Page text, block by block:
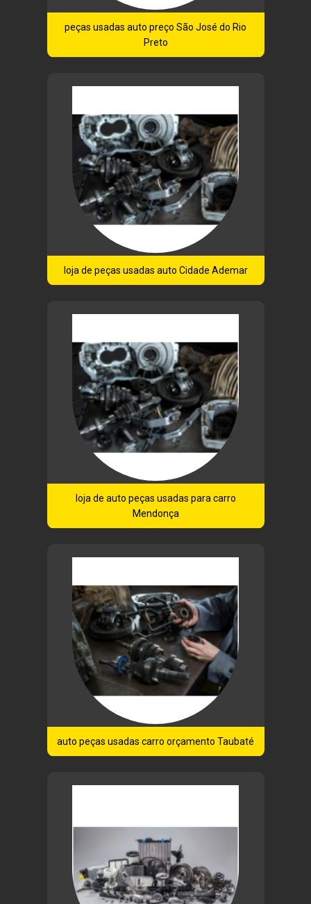
peças usadas auto preço São José do Rio
Preto
loja de peças usadas auto Cidade Ademar
loja de auto peças usadas para carro
Mendonça
auto peças usadas carro orçamento Taubaté